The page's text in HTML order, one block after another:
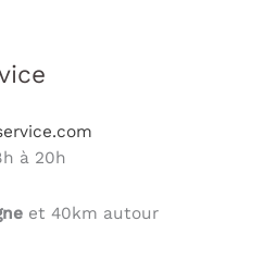
à 20h
et 40km autour